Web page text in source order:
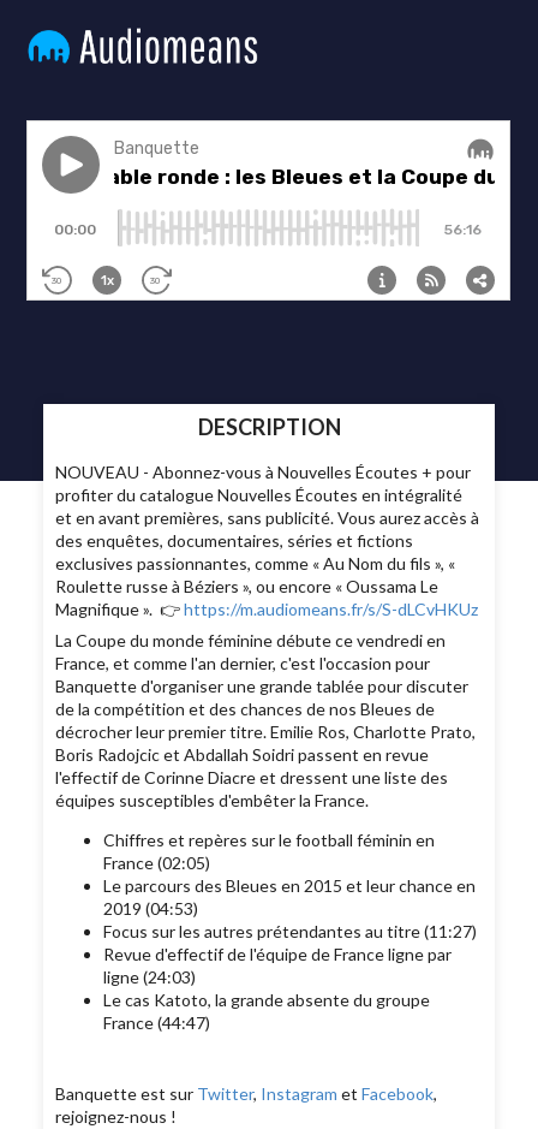
DESCRIPTION
NOUVEAU - Abonnez-vous à Nouvelles Écoutes + pour
profiter du catalogue Nouvelles Écoutes en intégralité
et en avant premières, sans publicité. Vous aurez accès à
des enquêtes, documentaires, séries et fictions
exclusives passionnantes, comme « Au Nom du fils », «
Roulette russe à Béziers », ou encore « Oussama Le
Magnifique ». 👉https://m.audiomeans.fr/s/S-dLCvHKUz
La Coupe du monde féminine débute ce vendredi en
France, et comme l'an dernier, c'est l'occasion pour
Banquette d'organiser une grande tablée pour discuter
de la compétition et des chances de nos Bleues de
décrocher leur premier titre. Emilie Ros, Charlotte Prato,
Boris Radojcic et Abdallah Soidri passent en revue
l'effectif de Corinne Diacre et dressent une liste des
équipes susceptibles d'embêter la France.
Chiffres et repères sur le football féminin en
France (02:05)
Le parcours des Bleues en 2015 et leur chance en
2019 (04:53)
Focus sur les autres prétendantes au titre (11:27)
Revue d'effectif de l'équipe de France ligne par
ligne (24:03)
Le cas Katoto, la grande absente du groupe
France (44:47)
Banquette est sur Twitter, Instagram etFacebook,
rejoignez-nous !